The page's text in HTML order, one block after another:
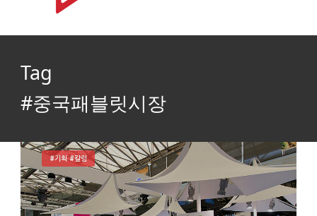
Tag
#중국패블릿시장
#기획 #칼럼